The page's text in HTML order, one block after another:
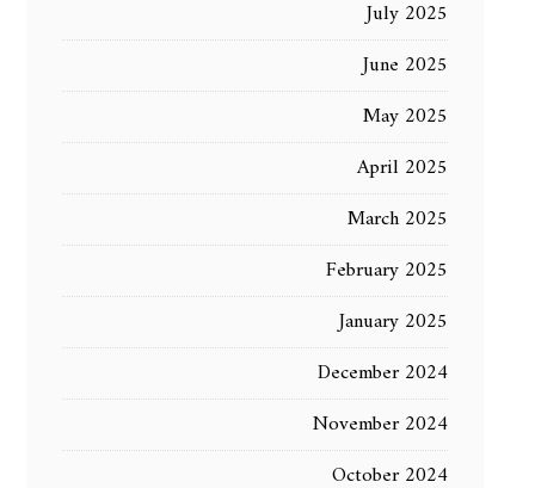
July 2025
June 2025
May 2025
April 2025
March 2025
February 2025
January 2025
December 2024
November 2024
October 2024